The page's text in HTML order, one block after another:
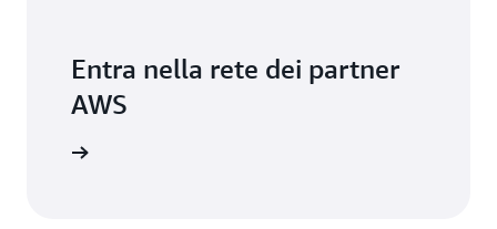
Entra nella rete dei partner
AWS